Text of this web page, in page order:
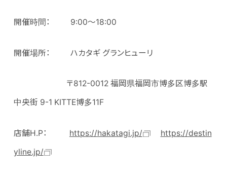
開催時間： 9:00～18:00
開催場所： ハカタギ グランヒューリ
〒812-0012 福岡県福岡市博多区博多駅
中央街 9-1 KITTE博多11F
店舗H.P： https://hakatagi.jp/
https://destin
yline.jp/